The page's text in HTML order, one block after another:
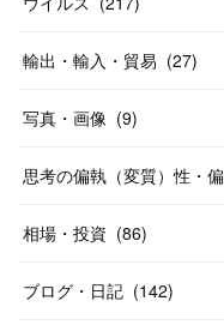
輸出・輸入・貿易 (27)
写真・画像 (9)
思考の偏執（変質）性・
相場・投資 (86)
ブログ・日記 (142)